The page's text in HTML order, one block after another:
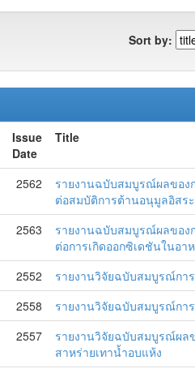
Sort by:
Issue
Date
Title
2562
รายงานฉบับสมบูรณ์ผลของ
ต่อสมบัติการต้านอนุมูลอิสระ
2563
รายงานฉบับสมบูรณ์ผลของ
ต่อการเกิดออกซิเดชันในอา
2552 รายงานวิจัยฉบับสมบูรณ์กา
2558
รายงานวิจัยฉบับสมบูรณ์กา
2557
รายงานวิจัยฉบับสมบูรณ์ผล
สาหร่ายเทาน้ำอบแห้ง